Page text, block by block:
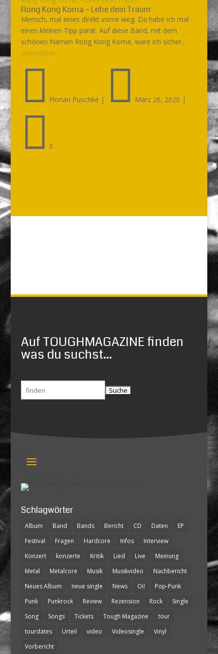
Rong Kong Koma – Lebe dein Traum
Mensch, mal eines direkt vorne weg. Da habe ich mal
einen kleinen Tipp parat. Auf diese Band, mit dem
schönen Namen Rong Kong Koma, wäre ich sicher...
weiterlesen
 Florian Puschke |  März 26, 2020 |
 0
Auf TOUGHMAGAZINE finden
was du suchst...
Suchen
nach:
Schlagwörter
Album Band Bands Bericht CD Daten
EP
Festival
Fragen Hardcore Infos
Interview
Konzert
konzerte Kritik Lied Live
Meinung
Metal
Metalcore Musik Musikvideo
Nachbericht
Neues Album
neue single News Oi!
Pop-Punk
Punk
Punkrock Review Rezension Rock
Single
Song
Songs Tickets Tough Magazine
tour
tourdates
Urteil video Videosingle
Vinyl
Vorbericht